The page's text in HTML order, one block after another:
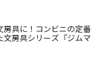
房具に！コンビニの定番
文房具シリーズ『ジムマ